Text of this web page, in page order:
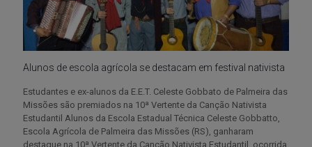
Alunos de escola agrícola se destacam em festival nativista
Estudantes e ex-alunos da E.E.T. Celeste Gobbato de Palmeira das
Missões são premiados na 10ª Vertente da Canção Nativista
Estudantil Alunos da Escola Estadual Técnica Celeste Gobbatto,
Escola Agrícola de Palmeira das Missões (RS), ganharam
destaque na 10ª Vertente da Canção Nativista Estudantil, ocorrida